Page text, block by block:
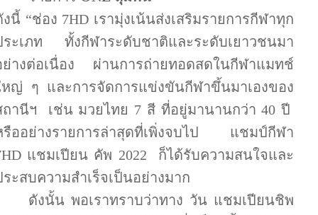
งนี้ “ช่อง 7HD เรามุ่งเน้นส่งเสริมรายการกีฬาทุก
ระเภท ทั้งกีฬาระดับชาติและระดับเยาวชนมา
ย่างต่อเนื่อง ผ่านการถ่ายทอดสดในกีฬาแมทช์
หญ่ ๆ และการจัดการแข่งขันกีฬาขึ้นมาเองของ
ถานีฯ เช่น มวยไทย 7 สี ที่อยู่มานานกว่า40 ปี
รืออย่างรายการล่าสุดที่เพิ่งจบไป แชมป์กีฬา
แชมเปียน คัพ 2022
ก็ได้รับความสนใจและ
ะสบความสำเร็จเป็นอย่างมาก
ดังนั้น พอเราทราบว่าทาง วัน แชมเปียนชิพ